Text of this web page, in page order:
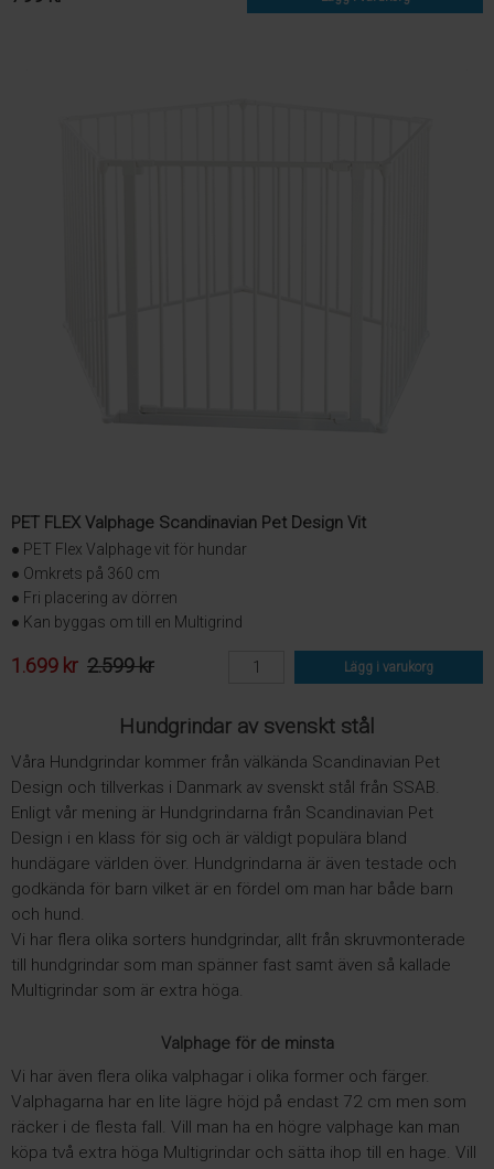
PET FLEX Valphage Scandinavian Pet Design Vit
● PET Flex Valphage vit för hundar
● Omkrets på 360 cm
● Fri placering av dörren
● Kan byggas om till en Multigrind
1.699 kr 2.599 kr Lägg i varukorg
Hundgrindar av svenskt stål
Våra Hundgrindar kommer från välkända Scandinavian Pet
Design och tillverkas i Danmark av svenskt stål från SSAB.
Enligt vår mening är Hundgrindarna från Scandinavian Pet
Design i en klass för sig och är väldigt populära bland
hundägare världen över. Hundgrindarna är även testade och
godkända för barn vilket är en fördel om man har både barn
och hund.
Vi har flera olika sorters hundgrindar, allt från skruvmonterade
till hundgrindar som man spänner fast samt även så kallade
Multigrindar som är extra höga.
Valphage för de minsta
Vi har även flera olika valphagar i olika former och färger.
Valphagarna har en lite lägre höjd på endast 72 cm men som
räcker i de flesta fall. Vill man ha en högre valphage kan man
köpa två extra höga Multigrindar och sätta ihop till en hage. Vill